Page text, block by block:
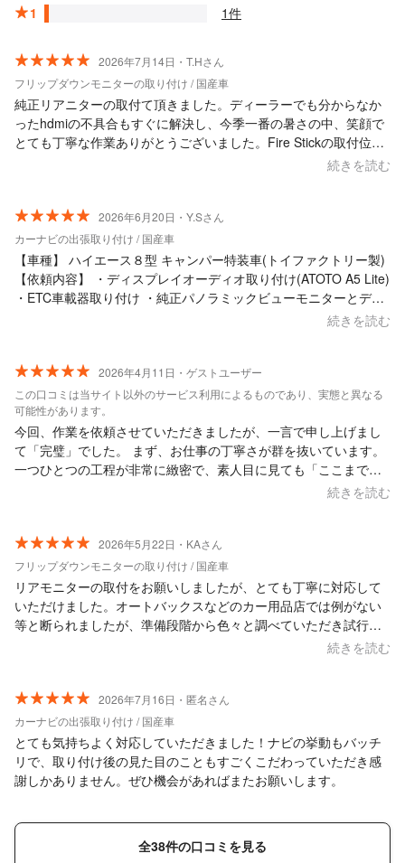
1
1件
2026年7月14日・T.Hさん
フリップダウンモニターの取り付け / 国産車
純正リアニターの取付て頂きました。ディーラーでも分からなか
ったhdmiの不具合もすぐに解決し、今季一番の暑さの中、笑顔で
とても丁寧な作業ありがとうございました。Fire Stickの取付位置
もアイデアでグローブブックス内の見えない所に収納するなどプ
いしたいと考えており、是非とも宜しくお願い致します。
続きを読む
2026年6月20日・Y.Sさん
カーナビの出張取り付け / 国産車
【車種】 ハイエース８型 キャンパー特装車(トイファクトリー製)
【依頼内容】 ・ディスプレイオーディオ取り付け(ATOTO A5 Lite)
・ETC車載器取り付け ・純正パノラミックビューモニターとディ
整など柔軟に対応していただきました。 ありがとうございまし
た。
続きを読む
2026年4月11日・ゲストユーザー
この口コミは当サイト以外のサービス利用によるものであり、実態と異なる
可能性があります。
今回、作業を依頼させていただきましたが、一言で申し上げまし
て「完璧」でした。 まず、お仕事の丁寧さが群を抜いています。
一つひとつの工程が非常に緻密で、素人目に見ても「ここまで細
かくやってくれるのか」と驚くほど、一切の妥協がないプロの仕
さり、その誠実な姿勢に深く感銘を受けました。 そして何より、
担当者様のお人柄が本当に素晴らしいです。 最初のご挨拶から非
常に爽やかで、こちらの些細な質問にも嫌な顔ひとつせず、常に
笑顔で丁寧に応対してくださいました。お話ししているだけで、
お仕事に対する情熱と責任感の強さが伝わってきて、心から安心
してお任せすることができました。自宅に人を招くということで
少し緊張もありましたが、その温かく誠実な立ち振る舞いのおか
寧」という言葉だけでは足りないほど、使う側の気持ちに寄り添
った最高のおもてなしをいただいた気分です。 どこにお願いしよ
うか迷っている方がいれば、私は自信を持って、間違いなくこち
らの方を推薦します。これからも末永くお付き合いさせていただ
きたいと思える、本当に素敵なプロフェッショナルです。本日は
最高のサービスをありがとうございました！
続きを読む
2026年5月22日・KAさん
フリップダウンモニターの取り付け / 国産車
リアモニターの取付をお願いしましたが、とても丁寧に対応して
いただけました。オートバックスなどのカー用品店では例がない
等と断られましたが、準備段階から色々と調べていただき試行錯
誤してつけていただけました。 また自宅に来ていただいて作業し
のでもちろん良いと思いますが）、誠意のある方だと思いまし
た。 また車関係で困ったことがあったら相談させてもらいたいと
思います。
続きを読む
2026年7月16日・匿名さん
カーナビの出張取り付け / 国産車
とても気持ちよく対応していただきました！ナビの挙動もバッチ
リで、取り付け後の見た目のこともすごくこだわっていただき感
謝しかありません。ぜひ機会があればまたお願いします。
全38件の口コミを見る